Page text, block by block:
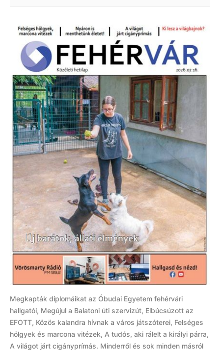
Megkapták diplomáikat az Óbudai Egyetem fehérvári
hallgatói, Megújul a Balatoni úti szervizút, Elbúcsúzott az
EFOTT, Közös kalandra hívnak a város játszóterei, Felséges
hölgyek és marcona vitézek, A tudós, aki rálelt a királyi párra,
A világot járt cigányprímás. Minderről és sok minden másról